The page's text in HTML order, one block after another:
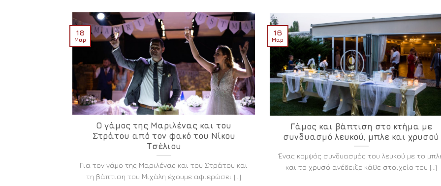
Ο γάμος της Μαριλένας και του
Στράτου από τον φακό του Νίκου
Τσέλιου
Για τον γάμο της Μαριλένας και του Στράτου και
τη βάπτιση του Μιχάλη έχουμε αφιερώσει [...]
18
Μαρ
Γάμος και βάπτιση στο κτήμα με
συνδυασμό λευκού, μπλε και χρυσού
Ένας κομψός συνδυασμός του λευκού με το
και το χρυσό ανέδειξε κάθε στοιχείο του [...]
16
Μαρ